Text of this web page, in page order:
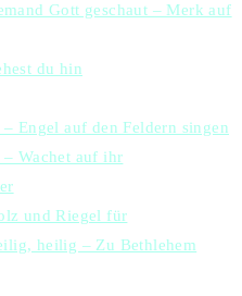
Gott geschaut – Merk auf
du hin
– Engel auf den Feldern singen
– Wachet auf ihr
und Riegel für
heilig – Zu Bethlehem